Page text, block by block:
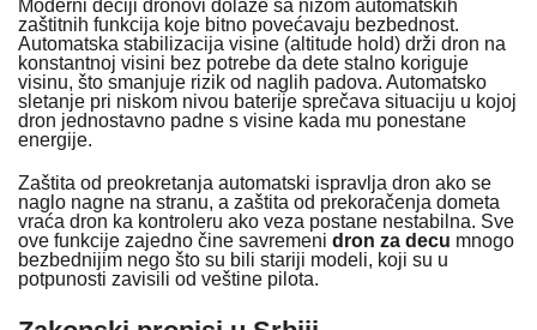
Moderni dečiji dronovi dolaze sa nizom automatskih
zaštitnih funkcija koje bitno povećavaju bezbednost.
Automatska stabilizacija visine (altitude hold) drži dron na
konstantnoj visini bez potrebe da dete stalno koriguje
visinu, što smanjuje rizik od naglih padova. Automatsko
sletanje pri niskom nivou baterije sprečava situaciju u kojoj
dron jednostavno padne s visine kada mu ponestane
energije.
Zaštita od preokretanja automatski ispravlja dron ako se
naglo nagne na stranu, a zaštita od prekoračenja dometa
vraća dron ka kontroleru ako veza postane nestabilna. Sve
ove funkcije zajedno čine savremeni dron za decu mnogo
bezbednijim nego što su bili stariji modeli, koji su u
potpunosti zavisili od veštine pilota.